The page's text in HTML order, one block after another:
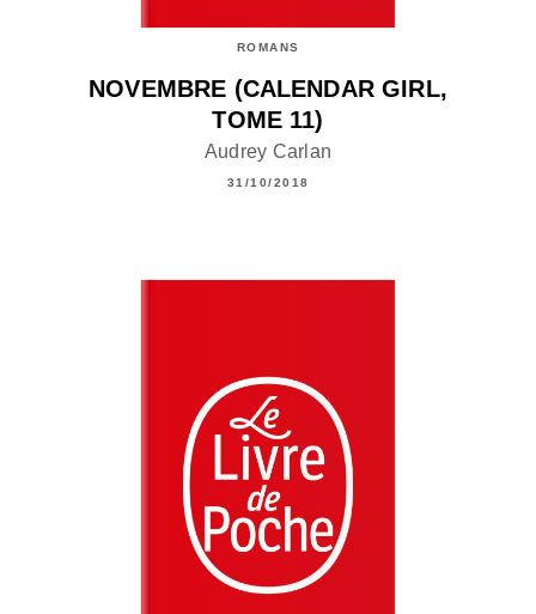
ROMANS
NOVEMBRE (CALENDAR GIRL,
TOME 11)
Audrey Carlan
31/10/2018